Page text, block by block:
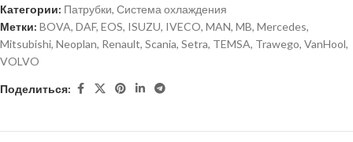
Категории: Патрубки, Система охлаждения
Метки: BOVA, DAF, EOS, ISUZU, IVECO, MAN, MB, Mercedes,
Mitsubishi, Neoplan, Renault, Scania, Setra, TEMSA, Trawego, VanHool,
VOLVO
Поделиться: